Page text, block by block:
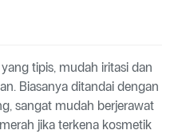
tipis, mudah iritasi dan
Biasanya ditandai dengan
sangat mudah berjerawat
jika terkena kosmetik